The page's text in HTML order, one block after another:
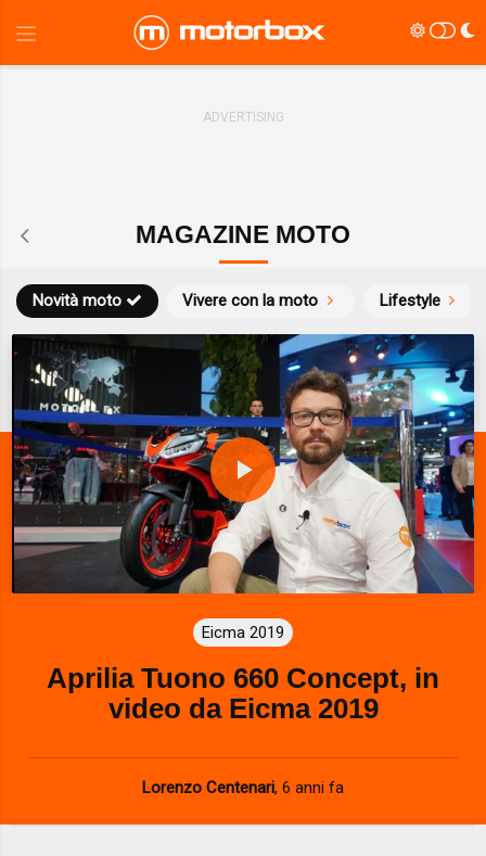
MAGAZINE MOTO
Novità moto Vivere con la moto Lifestyle
P
l
a
y
V
d
e
Eicma 2019
Aprilia Tuono 660 Concept, in
video da Eicma 2019
Lorenzo Centenari, 6 anni fa